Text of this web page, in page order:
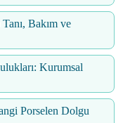
Bakım ve
Kurumsal
Porselen Dolgu